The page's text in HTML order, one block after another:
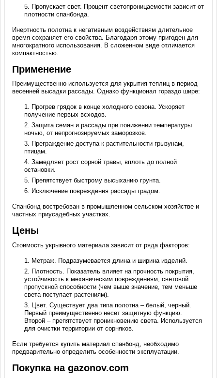
Пропускает свет. Процент светопроницаемости зависит от
плотности спанбонда.
Инертность полотна к негативным воздействиям длительное
время сохраняет его свойства. Благодаря этому пригоден для
многократного использования. В сложенном виде отличается
компактностью.
Применение
Преимущественно используется для укрытия теплиц в период
весенней высадки рассады. Однако функционал гораздо шире:
Прогрев грядок в конце холодного сезона. Ускоряет
получение первых всходов.
Защита семян и рассады при понижении температуры
ночью, от непрогнозируемых заморозков.
Преграждение доступа к растительности грызунам,
птицам.
Замедляет рост сорной травы, вплоть до полной
остановки.
Препятствует быстрому высыханию грунта.
Исключение повреждения рассады градом.
Спанбонд востребован в промышленном сельском хозяйстве и
частных приусадебных участках.
Цены
Стоимость укрывного материала зависит от ряда факторов:
Метраж. Подразумевается длина и ширина изделий.
Плотность. Показатель влияет на прочность покрытия,
устойчивость к механическим повреждениям, световой
пропускной способности (чем выше значение, тем меньше
света поступает растениям).
Цвет. Существует два типа полотна – белый, черный.
Первый преимущественно несет защитную функцию.
Второй – препятствует проникновению света. Используется
для очистки территории от сорняков.
Если требуется купить материал спанбонд, необходимо
предварительно определить особенности эксплуатации.
Покупка на gazonov.com